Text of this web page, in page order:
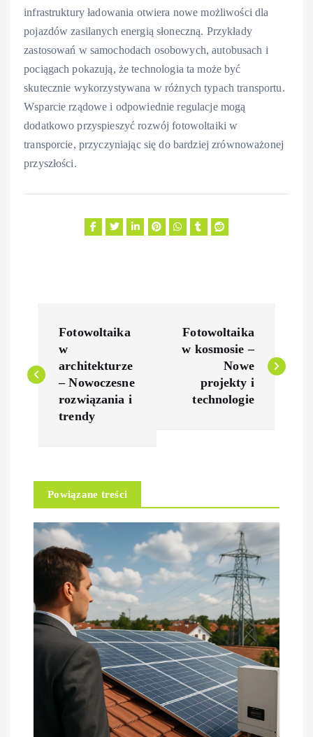
infrastruktury ładowania otwiera nowe możliwości dla
pojazdów zasilanych energią słoneczną. Przykłady
zastosowań w samochodach osobowych, autobusach i
pociągach pokazują, że technologia ta może być
skutecznie wykorzystywana w różnych typach transportu.
Wsparcie rządowe i odpowiednie regulacje mogą
dodatkowo przyspieszyć rozwój fotowoltaiki w
transporcie, przyczyniając się do bardziej zrównoważonej
przyszłości.
w
a
c
a
w
Fotowoltaika
w
architekturze
– Nowoczesne
rozwiązania i
trendy
Fotowoltaika
w kosmosie –
Nowe
projekty i
technologie
Powiązane treści